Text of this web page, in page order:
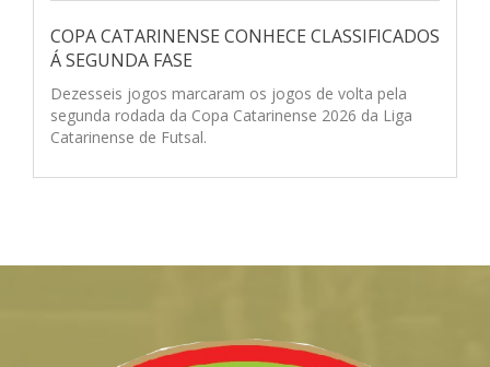
COPA CATARINENSE CONHECE CLASSIFICADOS
Á SEGUNDA FASE
Dezesseis jogos marcaram os jogos de volta pela
segunda rodada da Copa Catarinense 2026 da Liga
Catarinense de Futsal.